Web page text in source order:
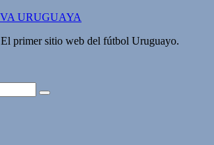
URUGUAYA
primer sitio web del fútbol Uruguayo.